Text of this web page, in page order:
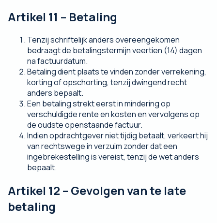
Artikel 11 – Betaling
Tenzij schriftelijk anders overeengekomen
bedraagt de betalingstermijn veertien (14) dagen
na factuurdatum.
Betaling dient plaats te vinden zonder verrekening,
korting of opschorting, tenzij dwingend recht
anders bepaalt.
Een betaling strekt eerst in mindering op
verschuldigde rente en kosten en vervolgens op
de oudste openstaande factuur.
Indien opdrachtgever niet tijdig betaalt, verkeert hij
van rechtswege in verzuim zonder dat een
ingebrekestelling is vereist, tenzij de wet anders
bepaalt.
Artikel 12 – Gevolgen van te late
betaling